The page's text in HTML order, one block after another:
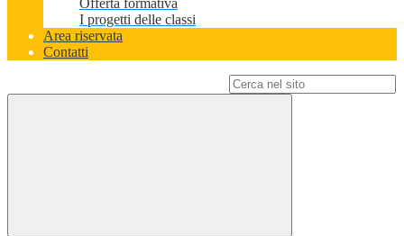
Offerta formativa
I progetti delle classi
Area riservata
Contatti